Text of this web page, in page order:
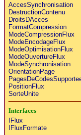
AccesSynchronisation
DestructionContenu
DroitsDAcces
FormatCompression
ModeCompressionFlux
ModeEncodageFlux
ModeOptimisationFlux
ModeOuvertureFlux
ModeSynchronisation
OrientationPage
PositionFlux
SorteUnite
Interfaces
IFlux
IFluxFormate